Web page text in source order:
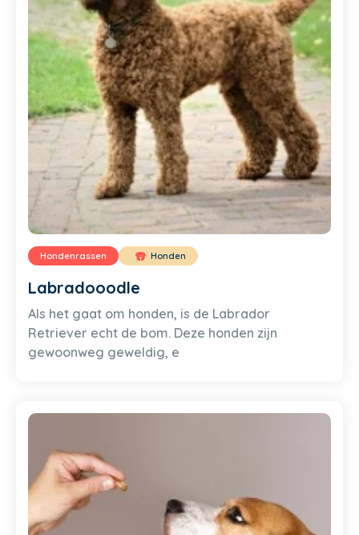
Hondenrassen Honden
Labradooodle
Als het gaat om honden, is de Labrador
Retriever echt de bom. Deze honden zijn
gewoonweg geweldig, e